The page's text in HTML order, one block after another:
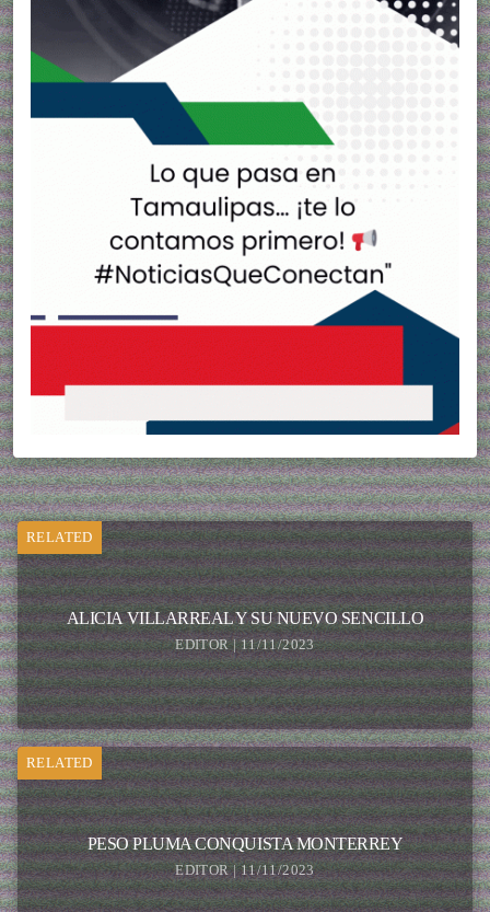
RELATED
ALICIA VILLARREAL Y SU NUEVO SENCILLO
EDITOR | 11/11/2023
RELATED
PESO PLUMA CONQUISTA MONTERREY
EDITOR | 11/11/2023